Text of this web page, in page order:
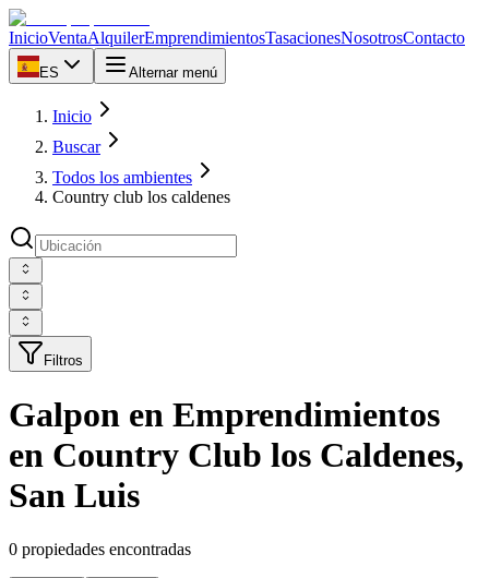
InicioVentaAlquilerEmprendimientosTasacionesNosotrosContacto
ES Alternar menú
Inicio
Buscar
Todos los ambientes
Country club los caldenes
Filtros
Galpon en Emprendimientos
en Country Club los Caldenes,
San Luis
0 propiedades encontradas